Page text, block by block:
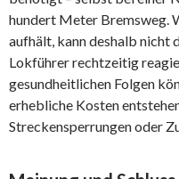
hundert Meter Bremsweg.
aufhält, kann deshalb nicht
Lokführer rechtzeitig
gesundheitlichen Folgen
erhebliche Kosten
Streckensperrungen oder